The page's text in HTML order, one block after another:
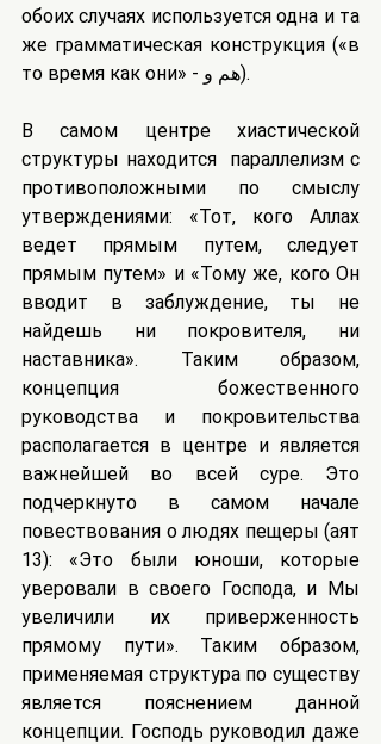
обоих случаях используется одна и та
же грамматическая конструкция («в
то время как они» - هم و).
В самом центре хиастической
структуры находится  параллелизм с
противоположными по смыслу
утверждениями: «Тот, кого Аллах
ведет прямым путем, следует
прямым путем» и «Тому же, кого Он
вводит в заблуждение, ты не
найдешь ни покровителя, ни
наставника». Таким образом,
концепция божественного
руководства и покровительства
располагается в центре и является
важнейшей во всей суре. Это
подчеркнуто в самом начале
повествования о людях пещеры (аят
13): «Это были юноши, которые
уверовали в своего Господа, и Мы
увеличили их приверженность
прямому пути». Таким образом,
применяемая структура по существу
является пояснением данной
концепции. Господь руководил даже